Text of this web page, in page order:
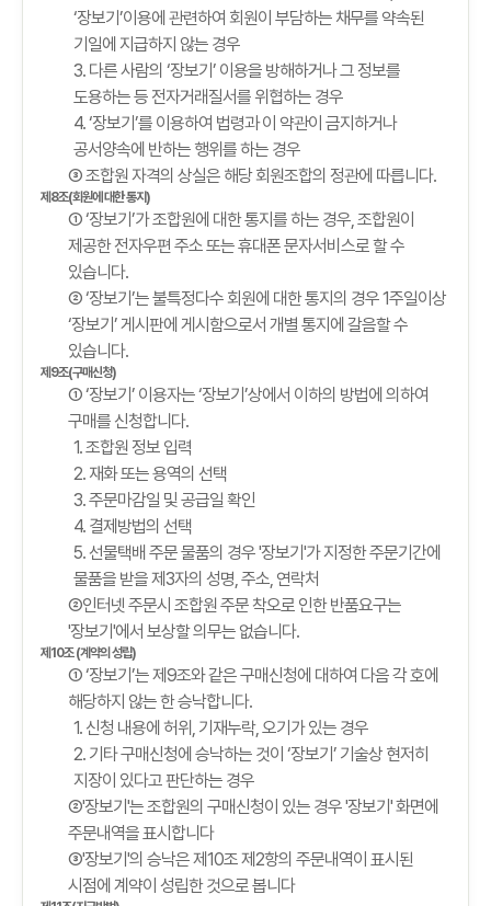
‘장보기’이용에 관련하여 회원이 부담하는 채무를 약속된
기일에 지급하지 않는 경우
3. 다른 사람의 ‘장보기’ 이용을 방해하거나 그 정보를
도용하는 등 전자거래질서를 위협하는 경우
4. ‘장보기’를 이용하여 법령과 이 약관이 금지하거나
공서양속에 반하는 행위를 하는 경우
③ 조합원 자격의 상실은 해당 회원조합의 정관에 따릅니다.
제8조(회원에 대한 통지)
① ‘장보기’가 조합원에 대한 통지를 하는 경우, 조합원이
제공한 전자우편 주소 또는 휴대폰 문자서비스로 할 수
있습니다.
② ‘장보기’는 불특정다수 회원에 대한 통지의 경우 1주일이상
‘장보기’ 게시판에 게시함으로서 개별 통지에 갈음할 수
있습니다.
제9조(구매신청)
① ‘장보기’ 이용자는 ‘장보기’상에서 이하의 방법에 의하여
구매를 신청합니다.
1. 조합원 정보 입력
2. 재화 또는 용역의 선택
3. 주문마감일 및 공급일 확인
4. 결제방법의 선택
5. 선물택배 주문 물품의 경우 '장보기'가 지정한 주문기간에
물품을 받을 제3자의 성명, 주소, 연락처
②인터넷 주문시 조합원 주문 착오로 인한 반품요구는
'장보기'에서 보상할 의무는 없습니다.
제10조 (계약의 성립)
① ‘장보기’는 제9조와 같은 구매신청에 대하여 다음 각 호에
해당하지 않는 한 승낙합니다.
1. 신청 내용에 허위, 기재누락, 오기가 있는 경우
2. 기타 구매신청에 승낙하는 것이 ‘장보기’ 기술상 현저히
지장이 있다고 판단하는 경우
②'장보기'는 조합원의 구매신청이 있는 경우 '장보기' 화면에
주문내역을 표시합니다
③'장보기'의 승낙은 제10조 제2항의 주문내역이 표시된
시점에 계약이 성립한 것으로 봅니다